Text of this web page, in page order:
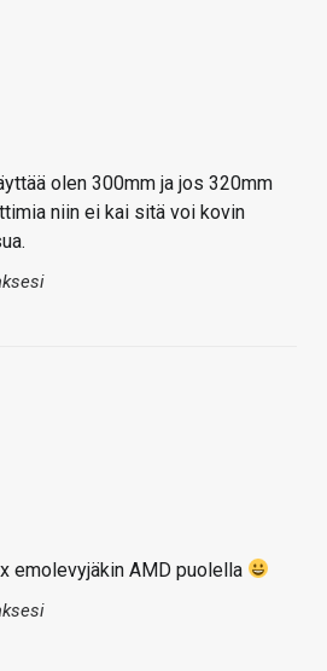
olen 300mm ja jos 320mm
niin ei kai sitä voi kovin
emolevyjäkin AMD puolella